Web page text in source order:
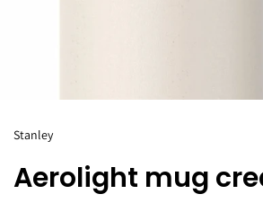
Stanley
Aerolight mug